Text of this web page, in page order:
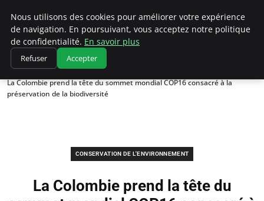
Climatedebtagents
Accueil
Conservation de l'environnement
La Colombie prend la tête du sommet mondial COP16 consacré à la
préservation de la biodiversité
CONSERVATION DE L'ENVIRONNEMENT
La Colombie prend la tête du
Nous utilisons des cookies pour améliorer votre expérience
de navigation. En poursuivant, vous acceptez notre politique
de confidentialité. En savoir plus
Refuser Accepter